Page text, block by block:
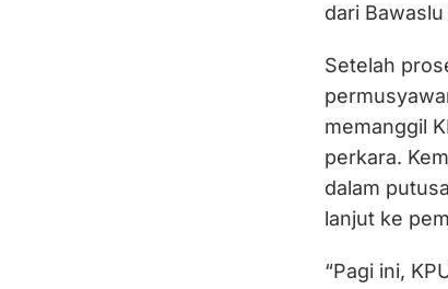
dari
Setelah
memanggil
perkara.
dalam
lanjut ke
“Pagi ini,